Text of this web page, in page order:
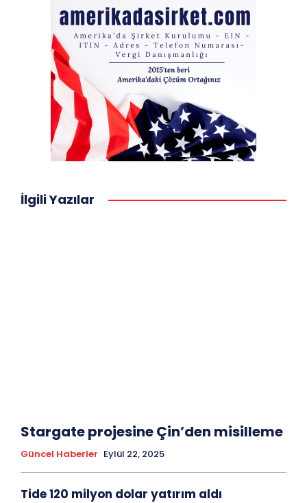
İlgili Yazılar
Stargate projesine Çin’den misilleme
Güncel Haberler Eylül 22, 2025
Tide 120 milyon dolar yatırım aldı